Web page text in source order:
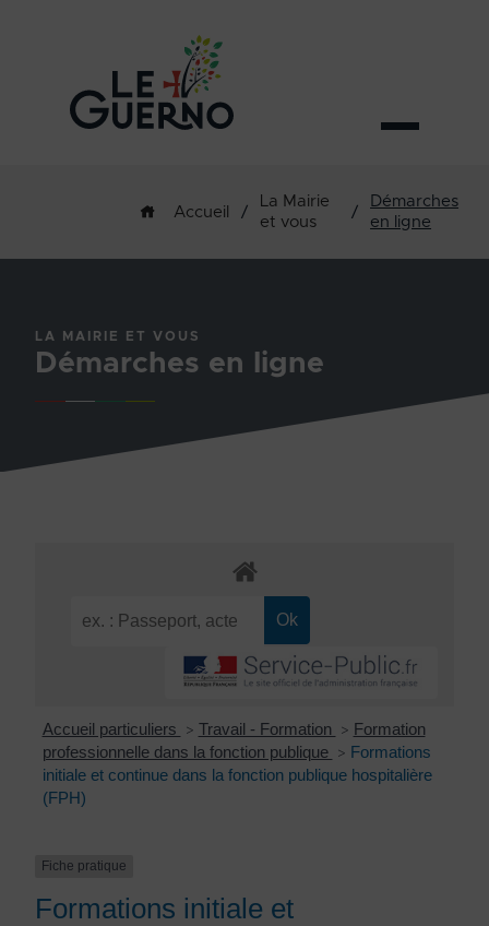
Accueil /
La Mairie
et vous
/
Démarches
en ligne
LA MAIRIE ET VOUS
Démarches en ligne
Accueil particuliers > Travail - Formation >
Formation
professionnelle dans la fonction publique
> Formations
initiale et continue dans la fonction publique hospitalière
(FPH)
Fiche pratique
Formations initiale et